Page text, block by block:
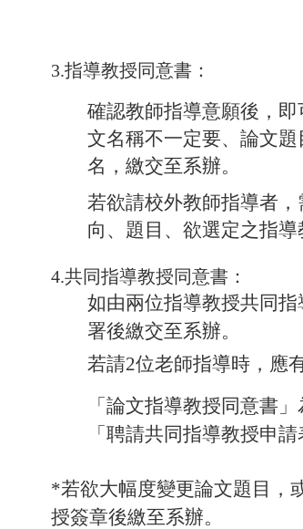
3.指導教授同意書：
確認教師指導意願後，即
文名稱不一定要、論文
名，繳交至系辦。
若欲請校外教師指導者
向、題目、欲選定之指導
4.共同指導教授同意書：
如由兩位指導教授共同指
署後繳交至系辦。
若請2位老師指導時，應
「論文指導教授同意書
「聘請共同指導教授申
*若欲大幅度變更論文題目，
授簽章後繳至系辦。